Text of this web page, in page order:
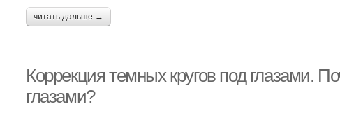
читать дальше →
Коррекция темных кругов под глазами.
глазами?